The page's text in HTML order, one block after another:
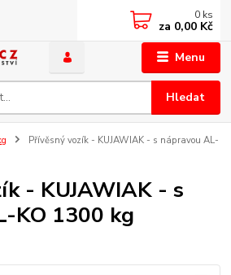
Menu
Hledat
0 ks
za 0,00 Kč
Přívěsný vozík - KUJAWIAK - s nápravou AL-
- KUJAWIAK - s
KO 1300 kg